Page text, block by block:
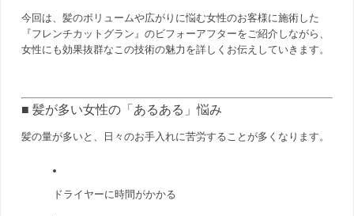
今回は、髪のボリュームや広がりに悩む女性のお客様に施術した
『フレンチカットグラン』のビフォーアフターをご紹介しながら、
女性にも効果抜群なこの技術の魅力を詳しくお伝えしていきます。
■ 髪が多い女性の「あるある」悩み
髪の量が多いと、日々のお手入れに苦労することが多くなります。
ドライヤーに時間がかかる